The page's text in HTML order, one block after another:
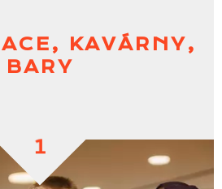
KAVÁRNY,
BARY
1